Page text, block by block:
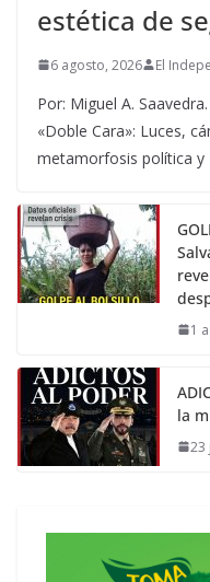
estética de
6 agosto, 2026 El
Por: Miguel A.
«Doble Cara»: Luces,
metamorfosis política y
1
la
23